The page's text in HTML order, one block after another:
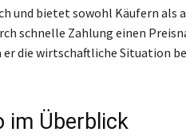
und bietet sowohl Käufern als
schnelle Zahlung einen
die wirtschaftliche Situation
im Überblick